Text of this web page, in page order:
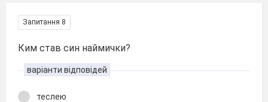
Запитання 8
Ким став син наймички?
варіанти відповідей
теслею